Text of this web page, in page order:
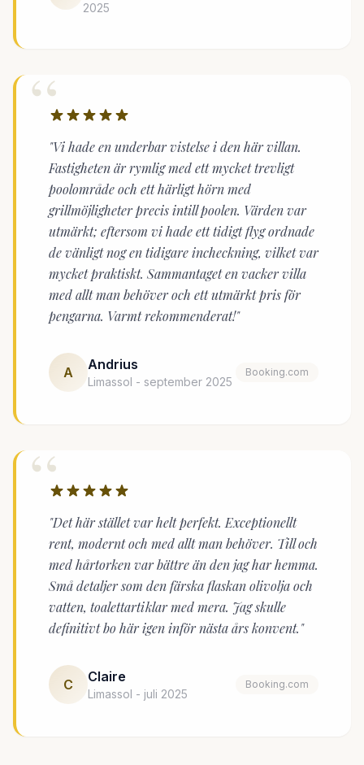
2025
“
"Vi hade en underbar vistelse i den här villan.
Fastigheten är rymlig med ett mycket trevligt
poolområde och ett härligt hörn med
grillmöjligheter precis intill poolen. Värden var
utmärkt; eftersom vi hade ett tidigt flyg ordnade
de vänligt nog en tidigare incheckning, vilket var
mycket praktiskt. Sammantaget en vacker villa
med allt man behöver och ett utmärkt pris för
pengarna. Varmt rekommenderat!"
A Andrius
Limassol - september 2025
Booking.com
“
"Det här stället var helt perfekt. Exceptionellt
rent, modernt och med allt man behöver. Till och
med hårtorken var bättre än den jag har hemma.
Små detaljer som den färska flaskan olivolja och
vatten, toalettartiklar med mera. Jag skulle
definitivt bo här igen inför nästa års konvent."
C Claire
Limassol - juli 2025
Booking.com